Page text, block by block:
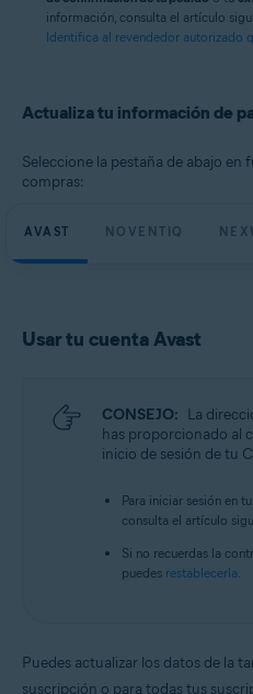
información, consulta el artículo
Identifica al revendedor autorizado
Actualiza tu información de
Seleccione la pestaña de abajo
compras:
AVAST NOVENTIQ
Usar tu cuenta Avast
CONSEJO: La
has proporcionado al
inicio de sesión de tu
Para iniciar sesión en
consulta el artículo
Si no recuerdas la
puedes restablecerla.
Puedes actualizar los datos de la
suscripción o para todas tus